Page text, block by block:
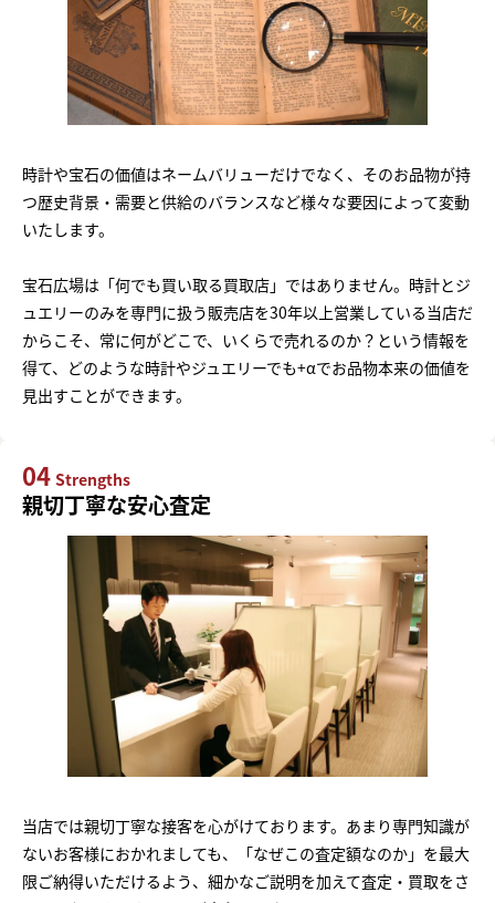
時計や宝石の価値はネームバリューだけでなく、そのお品物が持
つ歴史背景・需要と供給のバランスなど様々な要因によって変動
いたします。
宝石広場は「何でも買い取る買取店」ではありません。時計とジ
ュエリーのみを専門に扱う販売店を30年以上営業している当店だ
からこそ、常に何がどこで、いくらで売れるのか？という情報を
得て、どのような時計やジュエリーでも+αでお品物本来の価値を
見出すことができます。
04 Strengths
親切丁寧な安心査定
当店では親切丁寧な接客を心がけております。あまり専門知識が
ないお客様におかれましても、「なぜこの査定額なのか」を最大
限ご納得いただけるよう、細かなご説明を加えて査定・買取をさ